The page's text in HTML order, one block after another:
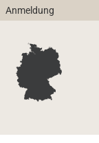
Anmeldung